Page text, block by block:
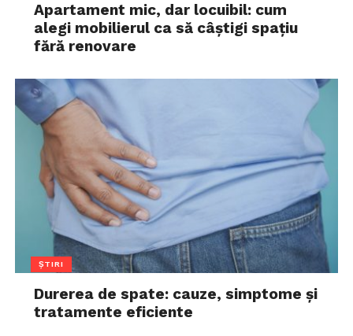
Apartament mic, dar locuibil: cum
alegi mobilierul ca să câștigi spațiu
fără renovare
ȘTIRI
Durerea de spate: cauze, simptome și
tratamente eficiente